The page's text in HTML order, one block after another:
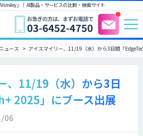
」｜ AI製品・サービスの比較・検索サイト
ニュース アイスマイリー、11/19（水）から3日間「
、11/19（水）から3日
2025」にブース出展
06